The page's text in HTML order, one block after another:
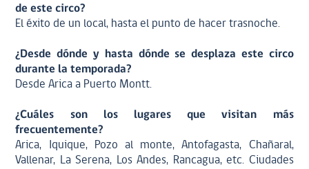
de este circo?
El éxito de un local, hasta el punto de hacer trasnoche.
¿Desde dónde y hasta dónde se desplaza este circo
durante la temporada?
Desde Arica a Puerto Montt.
¿Cuáles son los lugares que visitan más
frecuentemente?
Arica, Iquique, Pozo al monte, Antofagasta, Chañaral,
Vallenar, La Serena, Los Andes, Rancagua, etc. Ciudades